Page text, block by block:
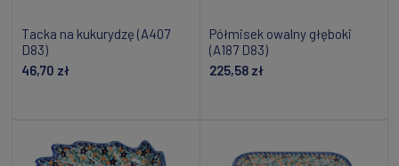
Tacka na kukurydzę (A407
D83)
46,70 zł
Półmisek owalny głęboki
(A187 D83)
225,58 zł